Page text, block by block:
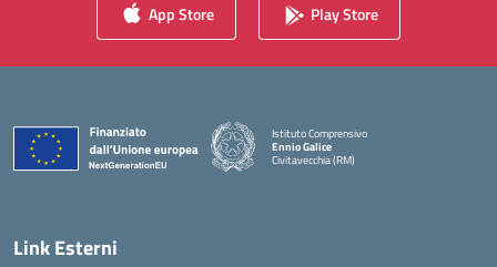
App Store Play Store
Istituto Comprensivo
Ennio Galice
Civitavecchia (RM)
Link Esterni